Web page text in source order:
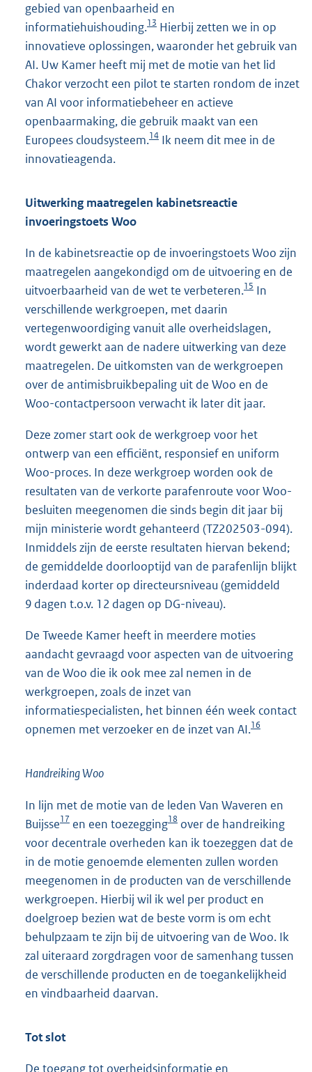
gebied van openbaarheid en
informatiehuishouding.13 Hierbij zetten we in op
innovatieve oplossingen, waaronder het gebruik van
AI. Uw Kamer heeft mij met de motie van het lid
Chakor verzocht een pilot te starten rondom de inzet
van AI voor informatiebeheer en actieve
openbaarmaking, die gebruik maakt van een
Europees cloudsysteem.14 Ik neem dit mee in de
innovatieagenda.
Uitwerking maatregelen kabinetsreactie
invoeringstoets Woo
In de kabinetsreactie op de invoeringstoets Woo zijn
maatregelen aangekondigd om de uitvoering en de
uitvoerbaarheid van de wet te verbeteren.15 In
verschillende werkgroepen, met daarin
vertegenwoordiging vanuit alle overheidslagen,
wordt gewerkt aan de nadere uitwerking van deze
maatregelen. De uitkomsten van de werkgroepen
over de antimisbruikbepaling uit de Woo en de
Woo-contactpersoon verwacht ik later dit jaar.
Deze zomer start ook de werkgroep voor het
ontwerp van een efficiënt, responsief en uniform
Woo-proces. In deze werkgroep worden ook de
resultaten van de verkorte parafenroute voor Woo-
besluiten meegenomen die sinds begin dit jaar bij
mijn ministerie wordt gehanteerd (TZ202503-094).
Inmiddels zijn de eerste resultaten hiervan bekend;
de gemiddelde doorlooptijd van de parafenlijn blijkt
inderdaad korter op directeursniveau (gemiddeld
9 dagen t.o.v. 12 dagen op DG-niveau).
De Tweede Kamer heeft in meerdere moties
aandacht gevraagd voor aspecten van de uitvoering
van de Woo die ik ook mee zal nemen in de
werkgroepen, zoals de inzet van
informatiespecialisten, het binnen één week contact
opnemen met verzoeker en de inzet van AI.16
Handreiking Woo
In lijn met de motie van de leden Van Waveren en
Buijsse17 en een toezegging18 over de handreiking
voor decentrale overheden kan ik toezeggen dat de
in de motie genoemde elementen zullen worden
meegenomen in de producten van de verschillende
werkgroepen. Hierbij wil ik wel per product en
doelgroep bezien wat de beste vorm is om echt
behulpzaam te zijn bij de uitvoering van de Woo. Ik
zal uiteraard zorgdragen voor de samenhang tussen
de verschillende producten en de toegankelijkheid
en vindbaarheid daarvan.
Tot slot
De toegang tot overheidsinformatie en